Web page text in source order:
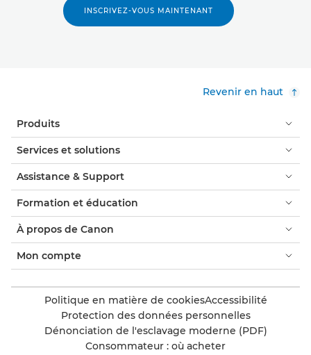
INSCRIVEZ-VOUS MAINTENANT
Revenir en haut
Produits
Services et solutions
Assistance & Support
Formation et éducation
À propos de Canon
Mon compte
Politique en matière de cookiesAccessibilité
Protection des données personnelles
Dénonciation de l'esclavage moderne (PDF)
Consommateur : où acheter